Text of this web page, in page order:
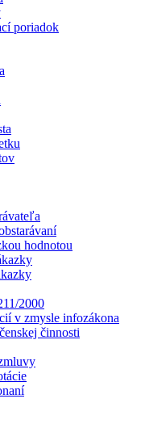
poriadok
hodnotou
2000
v zmysle infozákona
činnosti